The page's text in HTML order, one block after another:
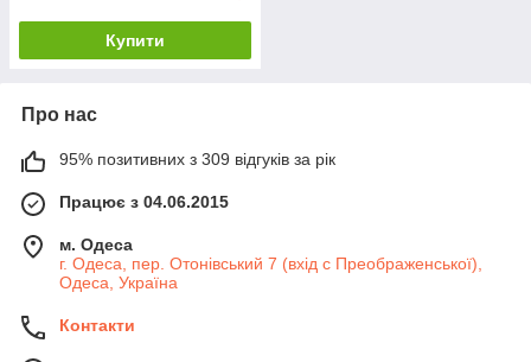
Купити
Про нас
95% позитивних з 309 відгуків за рік
Працює з 04.06.2015
м. Одеса
г. Одеса, пер. Отонівський 7 (вхід с Преображенської),
Одеса, Україна
Контакти